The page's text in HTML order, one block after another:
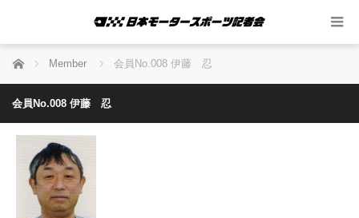
ホーム Member 会員No.008 伊藤 忍
会員No.008 伊藤 忍